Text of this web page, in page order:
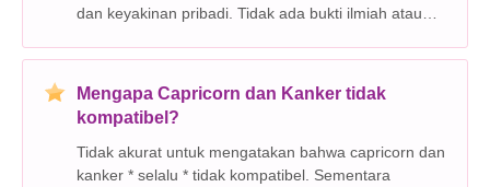
dan keyakinan pribadi. Tidak ada bukti ilmiah atau
membawa keberuntungan pada tanda zodiak
Mengapa Capricorn dan Kanker tidak
kompatibel?
Tidak akurat untuk mengatakan bahwa capricorn dan
kanker * selalu * tidak kompatibel. Sementara